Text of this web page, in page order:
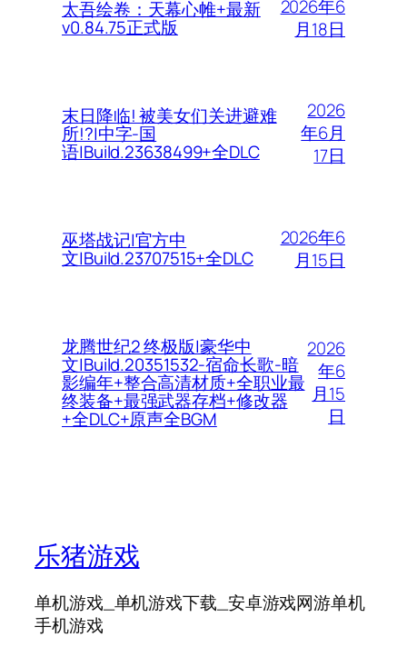
太吾绘卷：天幕心帷+最新
v0.84.75正式版
2026年6
月18日
末日降临! 被美女们关进避难
所!?|中字-国
语|Build.23638499+全DLC
2026
年6月
17日
巫塔战记|官方中
文|Build.23707515+全DLC
2026年6
月15日
龙腾世纪2 终极版|豪华中
文|Build.20351532-宿命长歌-暗
影编年+整合高清材质+全职业最
终装备+最强武器存档+修改器
+全DLC+原声全BGM
2026
年6
月15
日
乐猪游戏
单机游戏_单机游戏下载_安卓游戏网游单机
手机游戏